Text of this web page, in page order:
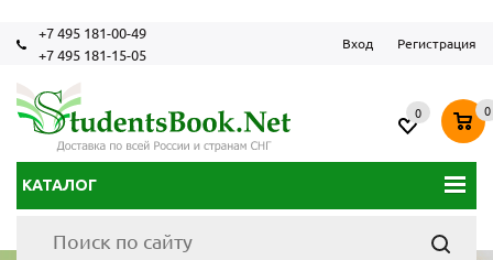
+7 495 181-00-49
+7 495 181-15-05
Вход Регистрация
КАТАЛОГ
0 0